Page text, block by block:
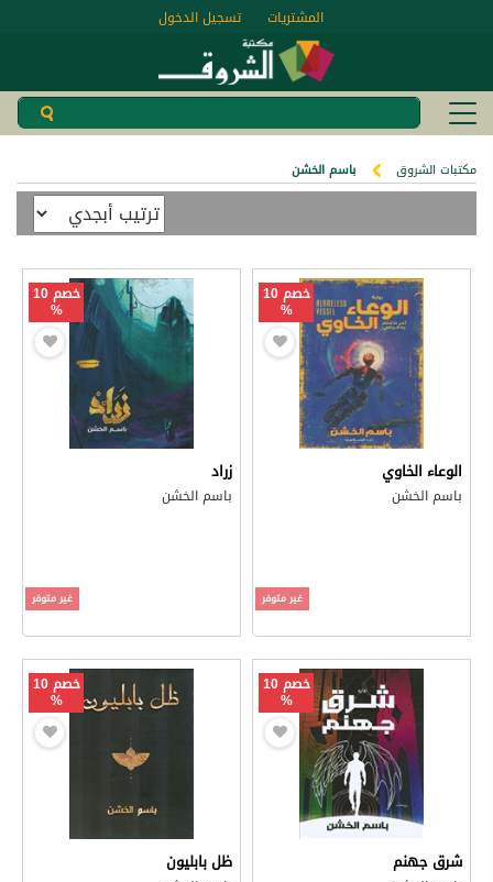
تسجيل الدخول المشتريات
مكتبات الشروق باسم الخشن
خصم 10
%
الوعاء الخاوي
باسم الخشن
غير متوفر
خصم 10
%
زراد
باسم الخشن
غير متوفر
خصم 10
%
شرق جهنم
خصم 10
%
ظل بابليون